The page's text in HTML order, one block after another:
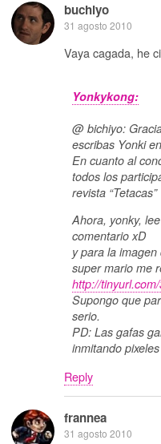
buchiyo
31 agosto 2010
Vaya cagada, he
Yonkykong:
@ bichiyo:
escribas Yonki
En cuanto al
todos los
revista “Tetacas”
Ahora, yonky,
comentario xD
y para la
super mario me
http://
Supongo que
serio.
PD: Las gafas
inmitando
Reply
frannea
31 agosto 2010